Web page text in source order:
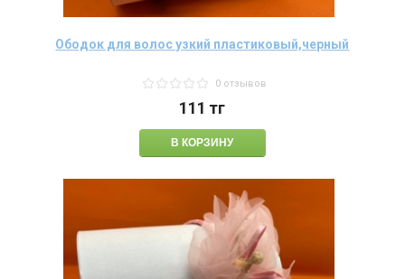
Ободок для волос узкий пластиковый,черный
0 отзывов
111 тг